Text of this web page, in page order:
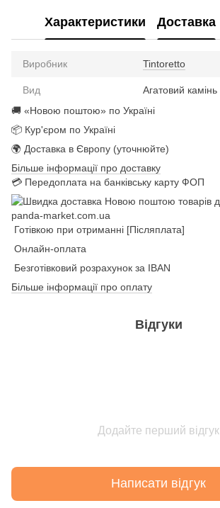
Характеристики Доставка
Виробник Tintoretto
Вид
Агатовий камінь
🚚 «Новою поштою» по Україні
📦 Кур'єром по Україні
🌍 Доставка в Європу (уточнюйте)
Більше інформації про доставку
💳 Передоплата на банківську карту ФОП
Готівкою при отриманні [Післяплата]
Онлайн-оплата
Безготівковий розрахунок за IBAN
Більше інформації про оплату
Відгуки
Додайте перший відгук
Написати відгук